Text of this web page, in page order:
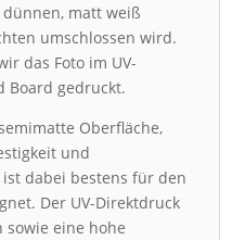
matt weiß
umschlossen wird.
das Foto im UV-
Board gedruckt.
Oberfläche,
und
dabei bestens für den
Der UV-Direktdruck
eine hohe